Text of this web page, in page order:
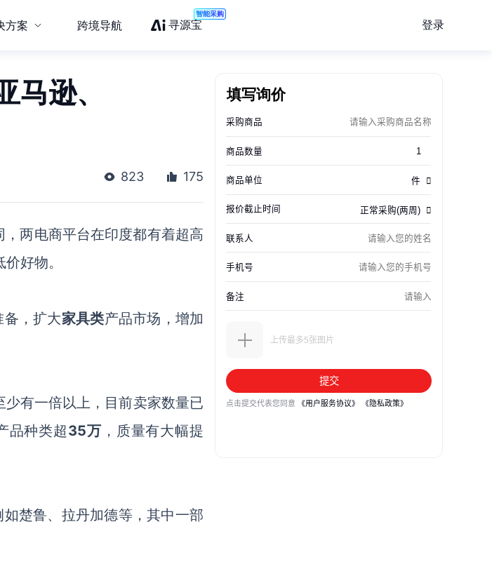
方案 跨境导航 寻源宝
智能采购
登录
逊、
823 175
，两电商平台在印度都有着超高
好物。
，扩大家具类产品市场，增加
有一倍以上，目前卖家数量已
品种类超35万 ，质量有大幅提
楚鲁、拉丹加德等，其中一部
填写询价